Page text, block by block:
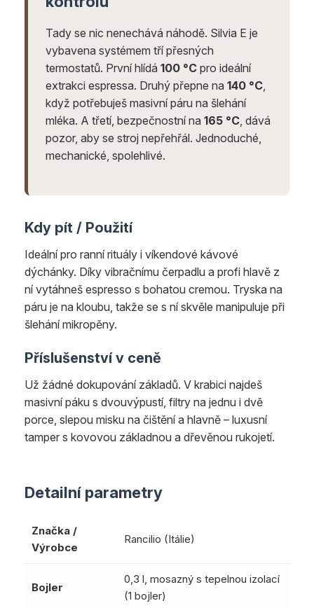
Tady se nic nenechává náhodě. Silvia E je
vybavena systémem tří přesných
termostatů. První hlídá 100 °C pro ideální
extrakci espressa. Druhý přepne na 140 °C
když potřebuješ masivní páru na šlehání
mléka. A třetí, bezpečnostní na 165 °C , dává
pozor, aby se stroj nepřehřál. Jednoduché,
mechanické, spolehlivé.
Kdy pít / Použití
Ideální pro ranní rituály i víkendové kávové
dýchánky. Díky vibračnímu čerpadlu a profi hlavě z
ní vytáhneš espresso s bohatou cremou. Tryska na
páru je na kloubu, takže se s ní skvěle manipuluje při
šlehání mikropěny.
Příslušenství v ceně
Už žádné dokupování základů. V krabici najdeš
masivní páku s dvouvýpustí, filtry na jednu i dvě
porce, slepou misku na čištění a hlavně – luxusní
tamper s kovovou základnou a dřevěnou rukojetí.
Detailní parametry
Značka /
Výrobce
Rancilio (Itálie)
Bojler
0,3 l, mosazný s tepelnou izolací
(1 bojler)